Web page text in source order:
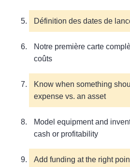
Définition des dates de
Notre première carte
coûts
Know when something
expense vs. an asset
Model equipment and
cash or profitability
Add funding at the right